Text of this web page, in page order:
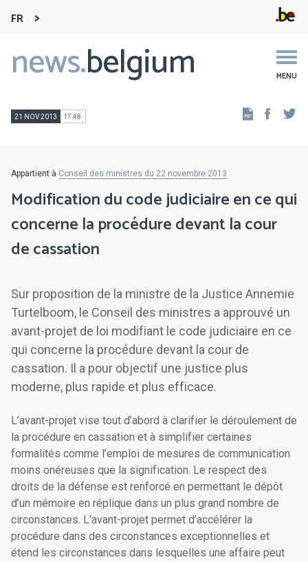
FR
news.belgium MENU
Main
navigation
21 NOV 2013 17:48
Appartient à Conseil des ministres du 22 novembre 2013
Modification du code judiciaire en ce qui
concerne la procédure devant la cour
de cassation
Sur proposition de la ministre de la Justice Annemie
Turtelboom, le Conseil des ministres a approuvé un
avant-projet de loi modifiant le code judiciaire en ce
qui concerne la procédure devant la cour de
cassation. Il a pour objectif une justice plus
moderne, plus rapide et plus efficace.
L’avant-projet vise tout d’abord à clarifier le déroulement de
la procédure en cassation et à simplifier certaines
formalités comme l’emploi de mesures de communication
moins onéreuses que la signification. Le respect des
droits de la défense est renforcé en permettant le dépôt
d’un mémoire en réplique dans un plus grand nombre de
circonstances. L’avant-projet permet d’accélérer la
procédure dans des circonstances exceptionnelles et
étend les circonstances dans lesquelles une affaire peut